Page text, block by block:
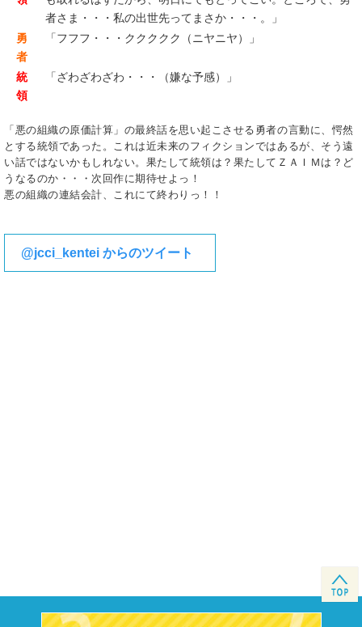
者さま・・・私の出世先ってまさか・・・。」
勇
者
「フフフ・・・ククククク（ニヤニヤ）」
統
領
「ざわざわざわ・・・（嫌な予感）」
「悪の組織の原価計算」の最終話を思い起こさせる勇者の言動に、愕然
とする統領であった。これは近未来のフィクションではあるが、そう遠
い話ではないかもしれない。果たして統領は？果たしてＺＡＩＭは？ど
うなるのか・・・次回作に期待せよっ！
悪の組織の連結会計、これにて終わりっ！！
@jcci_kentei からのツイート